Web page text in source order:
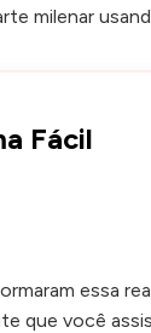
milenar
Fácil
essa
que você